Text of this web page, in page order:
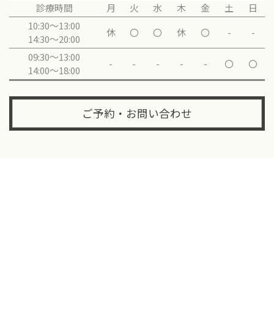
診療時間 月 火 水 木 金 土
日
10:30～13:00
14:30～20:00
休 〇 〇 休 〇 -
-
09:30～13:00
14:00～18:00
- - - - - 〇 〇
ご予約・お問い合わせ